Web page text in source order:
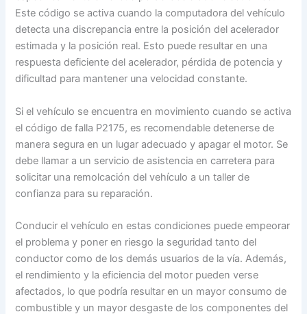
Este código se activa cuando la computadora del vehículo
detecta una discrepancia entre la posición del acelerador
estimada y la posición real. Esto puede resultar en una
respuesta deficiente del acelerador, pérdida de potencia y
dificultad para mantener una velocidad constante.
Si el vehículo se encuentra en movimiento cuando se activa
el código de falla P2175, es recomendable detenerse de
manera segura en un lugar adecuado y apagar el motor. Se
debe llamar a un servicio de asistencia en carretera para
solicitar una remolcación del vehículo a un taller de
confianza para su reparación.
Conducir el vehículo en estas condiciones puede empeorar
el problema y poner en riesgo la seguridad tanto del
conductor como de los demás usuarios de la vía. Además,
el rendimiento y la eficiencia del motor pueden verse
afectados, lo que podría resultar en un mayor consumo de
combustible y un mayor desgaste de los componentes del